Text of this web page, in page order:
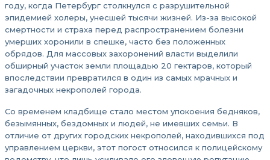
году, когда Петербург столкнулся с разрушительной
эпидемией холеры, унесшей тысячи жизней. Из-за высокой
смертности и страха перед распространением болезни
умерших хоронили в спешке, часто без положенных
обрядов. Для массовых захоронений власти выделили
обширный участок земли площадью 20 гектаров, который
впоследствии превратился в один из самых мрачных и
загадочных некрополей города.
Со временем кладбище стало местом упокоения бедняков,
безымянных, бездомных и людей, не имевших семьи. В
отличие от других городских некрополей, находившихся под
управлением церкви, этот погост относился к полицейскому